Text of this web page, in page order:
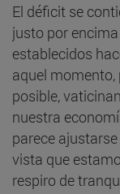
El déficit se
justo por
establecidos
aquel momento,
posible,
nuestra
parece
vista que
respiro de